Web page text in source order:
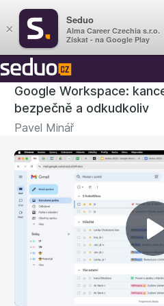
Google Workspace:
bezpečně a odkudkoliv
Pavel Minář
×
Seduo
Alma Career Czechia s.r.o.
Získat - na Google Play